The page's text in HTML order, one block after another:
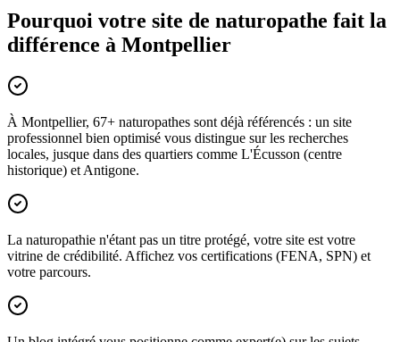
Pourquoi votre site de naturopathe fait la
différence à Montpellier
À Montpellier, 67+ naturopathes sont déjà référencés : un site
professionnel bien optimisé vous distingue sur les recherches
locales, jusque dans des quartiers comme L'Écusson (centre
historique) et Antigone.
La naturopathie n'étant pas un titre protégé, votre site est votre
vitrine de crédibilité. Affichez vos certifications (FENA, SPN) et
votre parcours.